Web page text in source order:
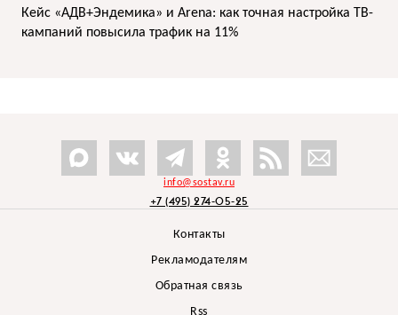
Кейс «АДВ+Эндемика» и Arena: как точная настройка ТВ-
кампаний повысила трафик на 11%
info@sostav.ru
+7 (495) 274-05-25
Контакты
Рекламодателям
Обратная связь
Rss